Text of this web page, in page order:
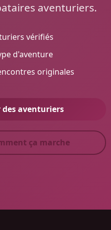
aventuriers.
vérifiés
d'aventure
originales
des aventuriers
ça marche